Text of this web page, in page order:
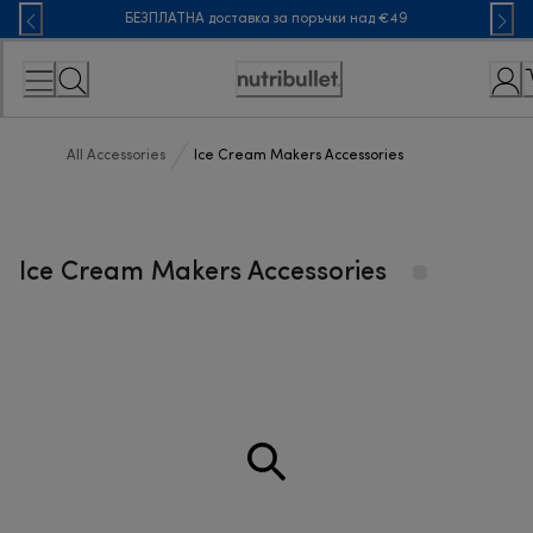
Skip
to
Content
БЕЗПЛАТНА доставка за поръчки над €49
Accessibility
All Accessories Ice Cream Makers Accessories
Ice Cream Makers Accessories